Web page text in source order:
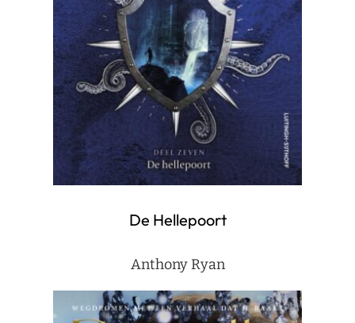
De Hellepoort
Anthony Ryan